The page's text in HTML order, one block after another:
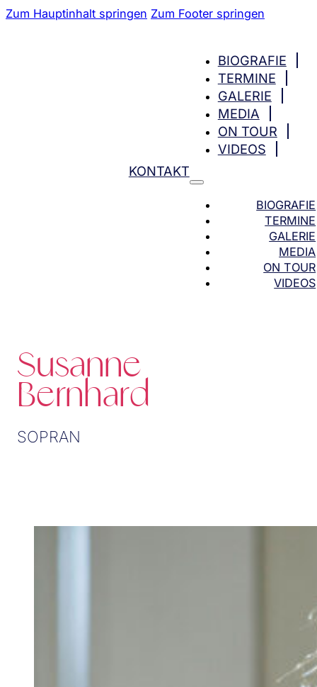
Zum Hauptinhalt springen Zum Footer springen
BIOGRAFIE
TERMINE
GALERIE
MEDIA
ON TOUR
VIDEOS
BIOGRAFIE
TERMINE
GALERIE
MEDIA
ON TOUR
VIDEOS
KONTAKT
Susanne
Bernhard
SOPRAN